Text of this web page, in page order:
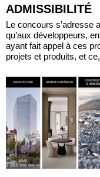
ADMISSIBILITÉ
Le concours s’adresse
qu’aux développeurs,
ayant fait appel à ces
projets et produits, et